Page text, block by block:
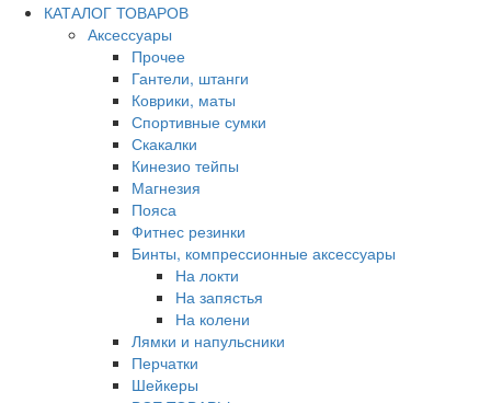
КАТАЛОГ ТОВАРОВ
Аксессуары
Прочее
Гантели, штанги
Коврики, маты
Спортивные сумки
Скакалки
Кинезио тейпы
Магнезия
Пояса
Фитнес резинки
Бинты, компрессионные аксессуары
На локти
На запястья
На колени
Лямки и напульсники
Перчатки
Шейкеры